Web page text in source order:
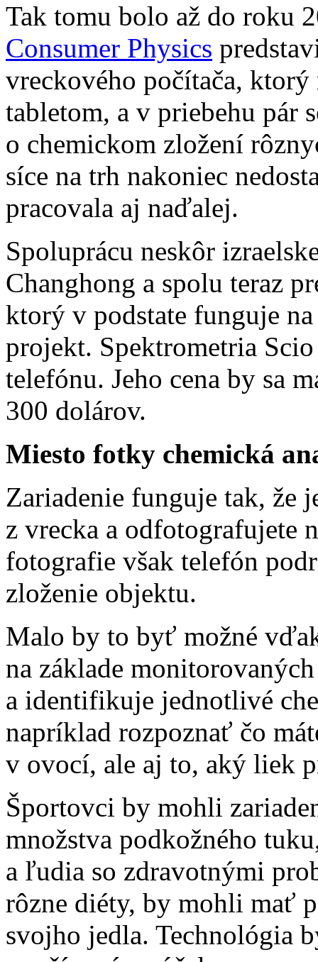
Tak tomu bolo až do roku
Consumer Physics
vreckového počítača,
tabletom, a v priebehu pár
o chemickom zložení
síce na trh nakoniec
pracovala aj naďalej.
Spoluprácu neskôr
Changhong a spolu teraz
ktorý v podstate funguje
projekt. Spektrometria
telefónu. Jeho cena by sa
300 dolárov.
Miesto fotky chemická
Zariadenie funguje tak, že
z vrecka a odfotografujete
fotografie však telefón
zloženie objektu.
Malo by to byť možné
na základe
a identifikuje jednotlivé
napríklad rozpoznať čo
v ovocí, ale aj to, aký liek
Športovci by mohli
množstva podkožného
a ľudia so zdravotnými
rôzne diéty, by mohli mať
svojho jedla. Technológia